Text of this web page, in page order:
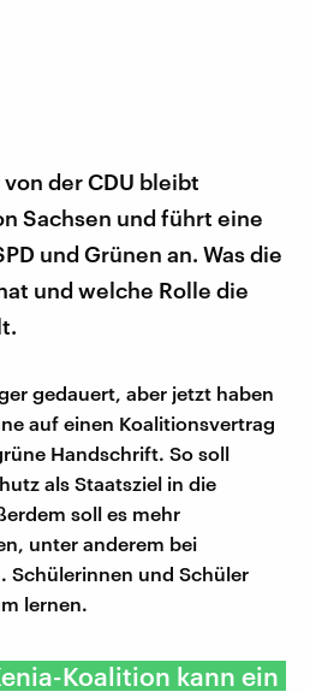
der CDU bleibt
Sachsen und führt eine
und Grünen an. Was die
und welche Rolle die
gedauert, aber jetzt haben
auf einen Koalitionsvertrag
Handschrift. So soll
als Staatsziel in die
soll es mehr
unter anderem bei
Schülerinnen und Schüler
lernen.
Koalition kann ein